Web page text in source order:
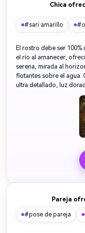
Chica
#sari amarillo
El rostro debe ser
el río al amanecer,
serena, mirada al
flotantes sobre el agua.
ultra detallado, luz
Pareja
#pose de pareja